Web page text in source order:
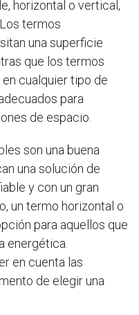
horizontal o vertical,
termos
una superficie
que los termos
cualquier tipo de
para
de espacio.
son una buena
una solución de
y con un gran
un termo horizontal o
para aquellos que
energética.
en cuenta las
de elegir una